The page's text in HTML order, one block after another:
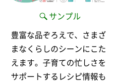
サンプル
豊富な品ぞろえで、さまざ
まなくらしのシーンにこた
えます。子育ての忙しさを
サポートするレシピ情報も